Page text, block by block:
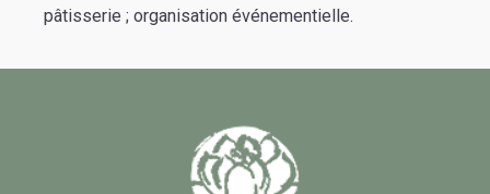
pâtisserie ; organisation événementielle.